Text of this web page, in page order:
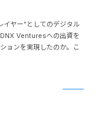
イヤー”としてのデジタル
Venturesへの出資を
ョンを実現したのか。こ